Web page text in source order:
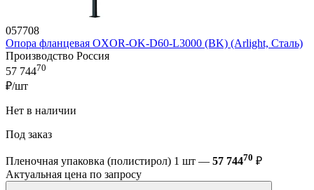
057708
Опора фланцевая OXOR-OK-D60-L3000 (BK) (Arlight, Сталь)
Производство Россия
57 74470
₽/шт
Нет в наличии
Под заказ
Пленочная упаковка (полистирол) 1 шт — 57 74470 ₽
Актуальная цена по запросу